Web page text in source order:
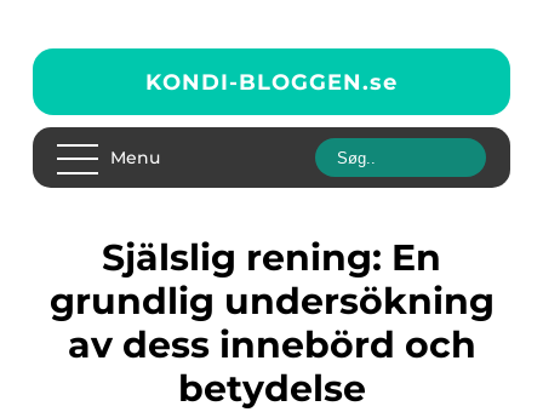
KONDI-BLOGGEN.se
Menu
Själslig rening: En
grundlig undersökning
av dess innebörd och
betydelse